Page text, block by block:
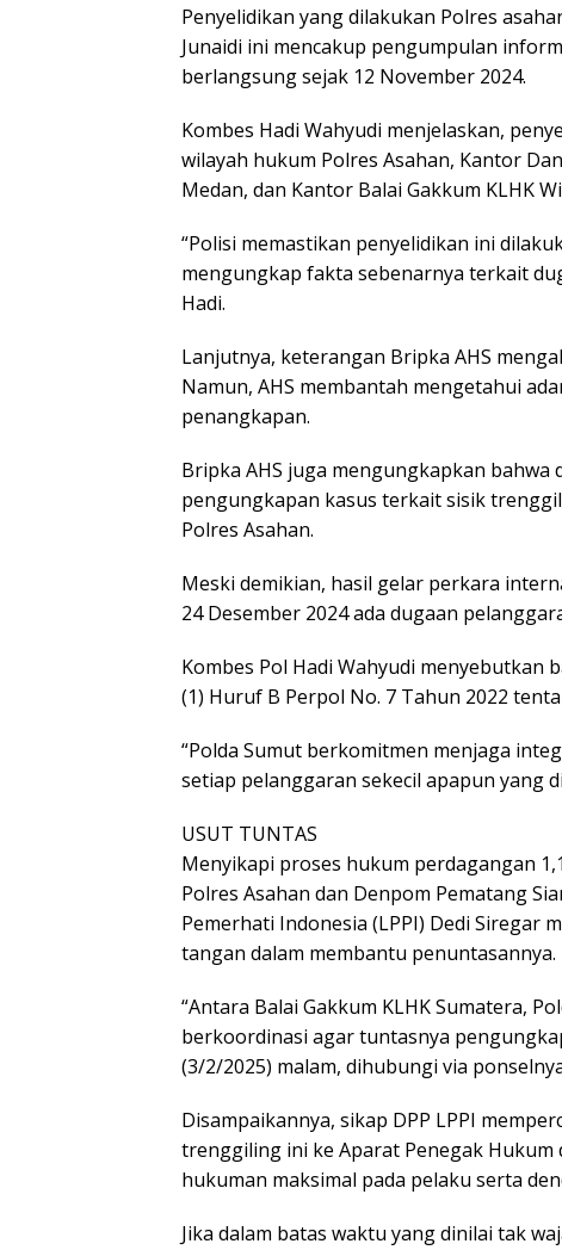
Penyelidikan yang dilakukan Polres
Junaidi ini mencakup pengumpulan
berlangsung sejak 12 November 2024.
Kombes Hadi Wahyudi menjelaskan,
wilayah hukum Polres Asahan, Kantor
Medan, dan Kantor Balai Gakkum KLHK
“Polisi memastikan penyelidikan ini
mengungkap fakta sebenarnya terkait
Hadi.
Lanjutnya, keterangan Bripka AHS
Namun, AHS membantah mengetahui
penangkapan.
Bripka AHS juga mengungkapkan
pengungkapan kasus terkait sisik
Polres Asahan.
Meski demikian, hasil gelar perkara
24 Desember 2024 ada dugaan
Kombes Pol Hadi Wahyudi menyebutkan
(1) Huruf B Perpol No. 7 Tahun 2022
“Polda Sumut berkomitmen menjaga
setiap pelanggaran sekecil apapun yang
USUT TUNTAS
Menyikapi proses hukum perdagangan
Polres Asahan dan Denpom Pematang
Pemerhati Indonesia (LPPI) Dedi Siregar
tangan dalam membantu penuntasannya.
“Antara Balai Gakkum KLHK Sumatera,
berkoordinasi agar tuntasnya
(3/2/2025) malam, dihubungi via
Disampaikannya, sikap DPP LPPI
trenggiling ini ke Aparat Penegak
hukuman maksimal pada pelaku serta
Jika dalam batas waktu yang dinilai tak